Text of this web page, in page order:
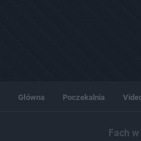
Główna Poczekalnia
Fach